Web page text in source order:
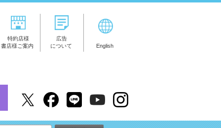
特約店様
書店様ご案内
広告
について
English